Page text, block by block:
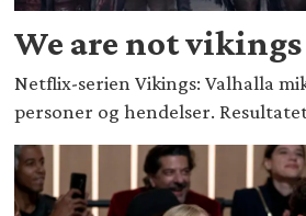
We are not vikings
Netflix-serien Vikings: Valhalla
personer og hendelser.